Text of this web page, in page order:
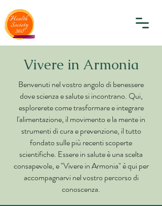
Vivere in Armonia
Benvenuti nel vostro angolo di benessere
dove scienza e salute si incontrano. Qui,
esplorerete come trasformare e integrare
l'alimentazione, il movimento e la mente in
strumenti di cura e prevenzione, il tutto
fondato sulle più recenti scoperte
scientifiche. Essere in salute è una scelta
consapevole, e "Vivere in Armonia" è qui per
accompagnarvi nel vostro percorso di
conoscenza.